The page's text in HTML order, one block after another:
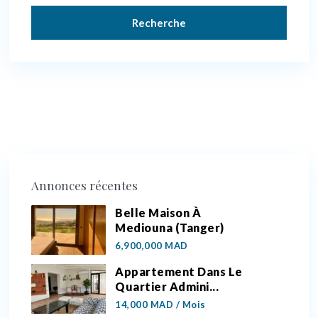
Recherche
Annonces récentes
Belle Maison À
Mediouna (Tanger)
6,900,000 MAD
Appartement Dans Le
Quartier Admini...
14,000 MAD / Mois